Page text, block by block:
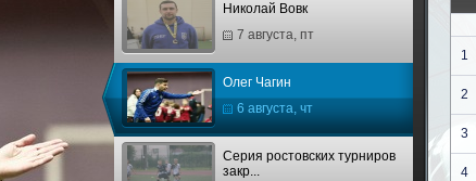
Николай Вовк
7 августа, пт
Олег Чагин
6 августа, чт
Серия ростовских турниров
закр...
1
2
3
4